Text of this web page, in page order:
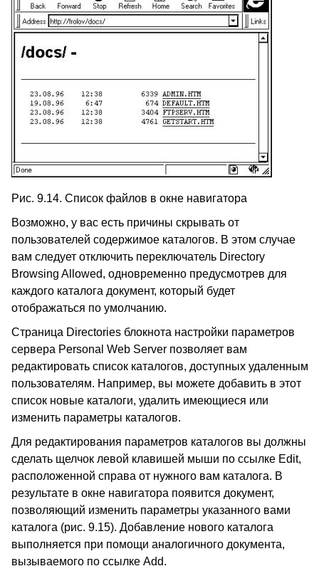
Рис. 9.14. Список файлов в окне навигатора
Возможно, у вас есть причины скрывать от
пользователей содержимое каталогов. В этом случае
вам следует отключить переключатель Directory
Browsing Allowed, одновременно предусмотрев для
каждого каталога документ, который будет
отображаться по умолчанию.
Страница Directories блокнота настройки параметров
сервера Personal Web Server позволяет вам
редактировать список каталогов, доступных удаленным
пользователям. Например, вы можете добавить в этот
список новые каталоги, удалить имеющиеся или
изменить параметры каталогов.
Для редактирования параметров каталогов вы должны
сделать щелчок левой клавишей мыши по ссылке Edit,
расположенной справа от нужного вам каталога. В
результате в окне навигатора появится документ,
позволяющий изменить параметры указанного вами
каталога (рис. 9.15). Добавление нового каталога
выполняется при помощи аналогичного документа,
вызываемого по ссылке Add.